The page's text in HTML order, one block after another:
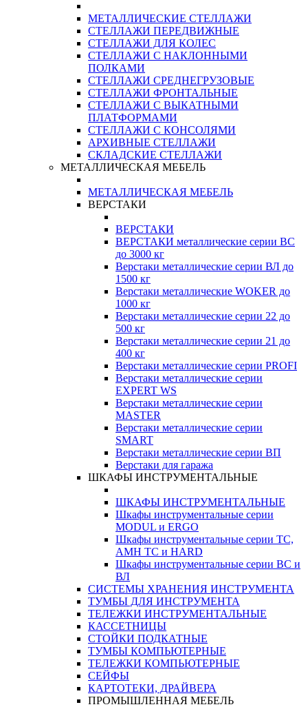
МЕТАЛЛИЧЕСКИЕ СТЕЛЛАЖИ
СТЕЛЛАЖИ ПЕРЕДВИЖНЫЕ
СТЕЛЛАЖИ ДЛЯ КОЛЕС
СТЕЛЛАЖИ С НАКЛОННЫМИ
ПОЛКАМИ
СТЕЛЛАЖИ СРЕДНЕГРУЗОВЫЕ
СТЕЛЛАЖИ ФРОНТАЛЬНЫЕ
СТЕЛЛАЖИ С ВЫКАТНЫМИ
ПЛАТФОРМАМИ
СТЕЛЛАЖИ С КОНСОЛЯМИ
АРХИВНЫЕ СТЕЛЛАЖИ
СКЛАДСКИЕ СТЕЛЛАЖИ
МЕТАЛЛИЧЕСКАЯ МЕБЕЛЬ
МЕТАЛЛИЧЕСКАЯ МЕБЕЛЬ
ВЕРСТАКИ
ВЕРСТАКИ
ВЕРСТАКИ металлические серии ВС
до 3000 кг
Верстаки металлические серии ВЛ до
1500 кг
Верстаки металлические WOKER до
1000 кг
Верстаки металлические серии 22 до
500 кг
Верстаки металлические серии 21 до
400 кг
Верстаки металлические серии PROFI
Верстаки металлические серии
EXPERT WS
Верстаки металлические серии
MASTER
Верстаки металлические серии
SMART
Верстаки металлические серии ВП
Верстаки для гаража
ШКАФЫ ИНСТРУМЕНТАЛЬНЫЕ
ШКАФЫ ИНСТРУМЕНТАЛЬНЫЕ
Шкафы инструментальные серии
MODUL и ERGO
Шкафы инструментальные серии ТС,
АМН ТС и HARD
Шкафы инструментальные серии ВС и
ВЛ
СИСТЕМЫ ХРАНЕНИЯ ИНСТРУМЕНТА
ТУМБЫ ДЛЯ ИНСТРУМЕНТА
ТЕЛЕЖКИ ИНСТРУМЕНТАЛЬНЫЕ
КАССЕТНИЦЫ
СТОЙКИ ПОДКАТНЫЕ
ТУМБЫ КОМПЬЮТЕРНЫЕ
ТЕЛЕЖКИ КОМПЬЮТЕРНЫЕ
СЕЙФЫ
КАРТОТЕКИ, ДРАЙВЕРА
ПРОМЫШЛЕННАЯ МЕБЕЛЬ